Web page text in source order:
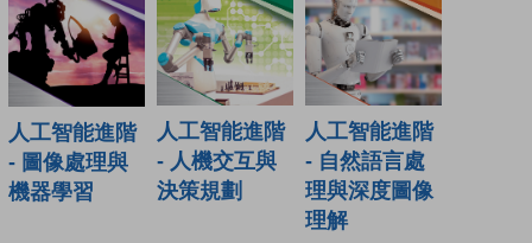
人工智能進階
- 圖像處理與
機器學習
人工智能進階
- 人機交互與
決策規劃
人工智能進階
- 自然語言處
理與深度圖像
理解